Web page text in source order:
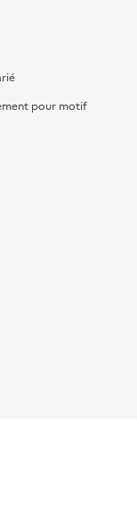
pour motif